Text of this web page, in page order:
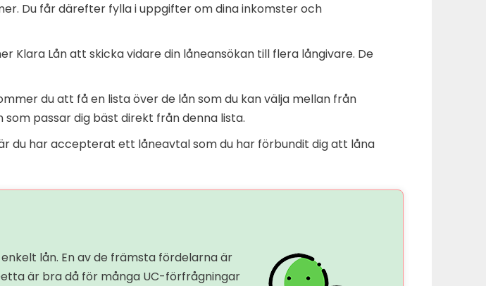
Du får därefter fylla i uppgifter om dina inkomster och
Klara Lån att skicka vidare din låneansökan till flera långivare. De
du att få en lista över de lån som du kan välja mellan från
som passar dig bäst direkt från denna lista.
du har accepterat ett låneavtal som du har förbundit dig att låna
lån. En av de främsta fördelarna är
är bra då för många UC-förfrågningar